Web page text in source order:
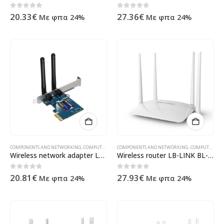
0out of 5
20.33€ Με φπα 24% 0out of 5
27.36€ Με φπα 24%
COMPONENTS AND NETWORKING COMPUTER ACESSORIES ,NETWORK CARDS,ΠΡΟΪΌΝΤΑ
Wireless network adapter LB-LINK BL-P650H, PCI-E, 650Mbps, 2.4/5Ghz, 2 x 6dBi, Blue – 19048
0out of 5
20.81 € Με φπα 24%
COMPONENTS AND NETWORKING COMPUTER ACESSORIES
Wireless router LB-LINK BL-WR450H, 300Mbps, 4 Antennas, White – 19053
0out of 5
27.93€ Με φπα 24%